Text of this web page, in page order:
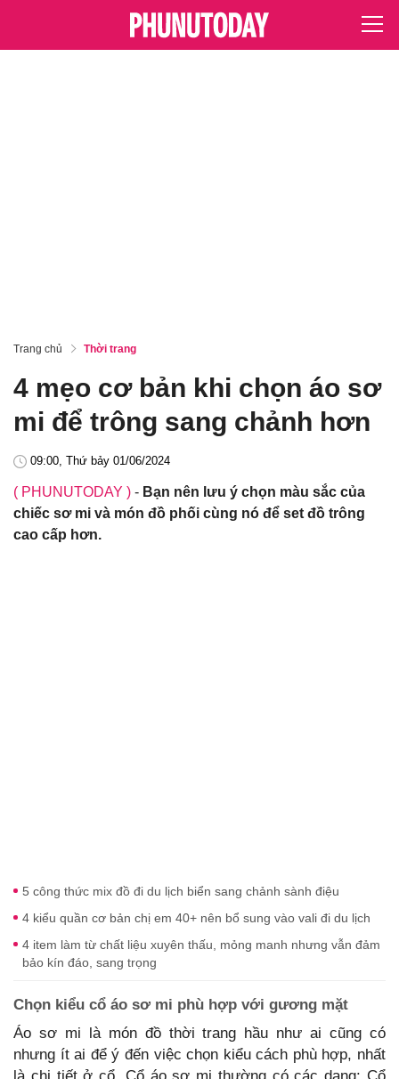
Trang chủ Thời trang
4 mẹo cơ bản khi chọn áo sơ
mi để trông sang chảnh hơn
09:00, Thứ bảy 01/06/2024
( PHUNUTODAY ) - Bạn nên lưu ý chọn màu sắc của
chiếc sơ mi và món đồ phối cùng nó để set đồ trông
cao cấp hơn.
5 công thức mix đồ đi du lịch biển sang chảnh sành điệu
4 kiểu quần cơ bản chị em 40+ nên bổ sung vào vali đi du lịch
4 item làm từ chất liệu xuyên thấu, mỏng manh nhưng vẫn đảm
bảo kín đáo, sang trọng
Chọn kiểu cổ áo sơ mi phù hợp với gương mặt
Áo sơ mi là món đồ thời trang hầu như ai cũng có
nhưng ít ai để ý đến việc chọn kiểu cách phù hợp, nhất